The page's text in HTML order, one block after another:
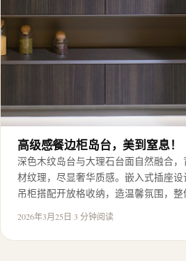
高级感餐边柜岛台，美到窒息！
深色木纹岛台与大理石台面自然融合
材纹理，尽显奢华质感。嵌入式插座
吊柜搭配开放格收纳，造温馨氛围，
2026年3月25日·3 分钟阅读